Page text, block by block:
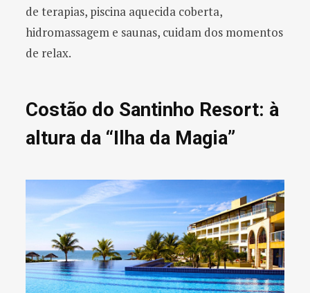
de terapias, piscina aquecida coberta,
hidromassagem e saunas, cuidam dos momentos
de relax.
Costão do Santinho Resort: à
altura da “Ilha da Magia”